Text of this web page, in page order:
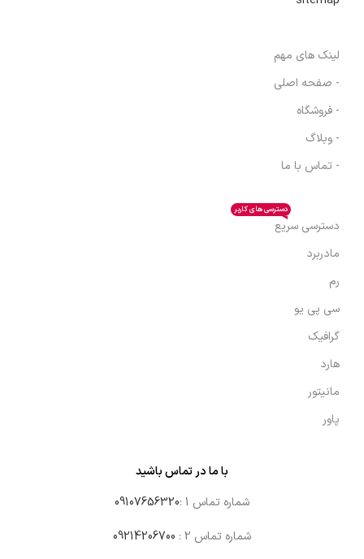
لینک های مهم
- صفحه اصلی
- فروشگاه
- وبلاگ
- تماس با ما
دسترسی سریع
دسترسی های کاربر
مادربرد
رم
سی پی یو
گرافیک
هارد
مانیتور
پاور
با ما در تماس باشید
شماره تماس 1 :
09107656320
شماره تماس 2 :